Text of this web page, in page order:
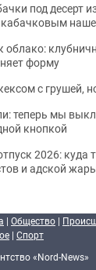
под десерт
облако:
форму
с грушей,
теперь мы
кнопкой
2026: куда
и адской
| Общество |
| Спорт
«Nord-News»